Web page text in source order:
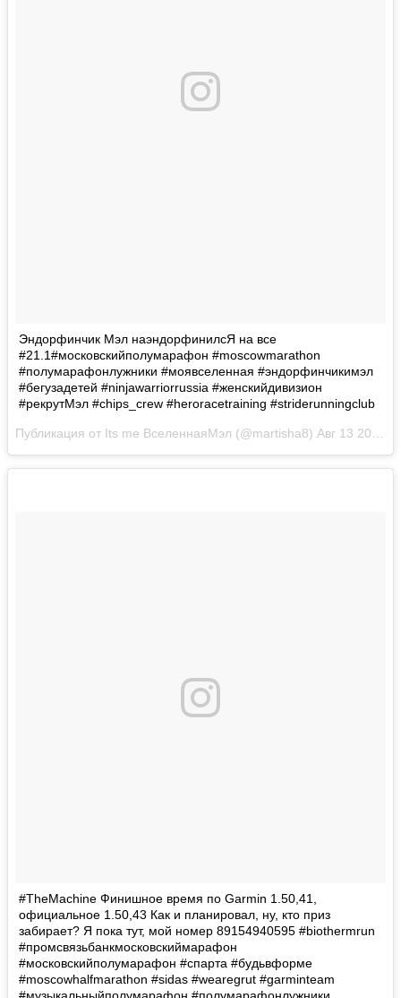
Эндорфинчик Мэл наэндорфинилсЯ на все
#21.1#московскийполумарафон #moscowmarathon
#полумарафонлужники #моявселенная #эндорфинчикимэл
#бегузадетей #ninjawarriorrussia #женскийдивизион
#рекрутМэл #chips_crew #heroracetraining #striderunningclub
Публикация от Its me ВселеннаяМэл (@martisha8) Авг 13 2017 в 12:58 PDT
#TheMachine Финишное время по Garmin 1.50,41,
официальное 1.50,43 Как и планировал, ну, кто приз
забирает? Я пока тут, мой номер 89154940595 #biothermrun
#промсвязьбанкмосковскиймарафон
#московскийполумарафон #спарта #будьвформе
#moscowhalfmarathon #sidas #wearegrut #garminteam